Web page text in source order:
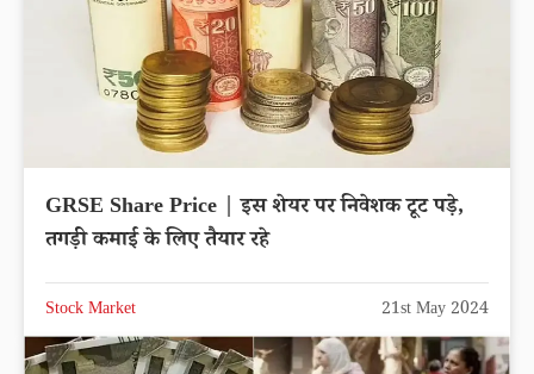
GRSE Share Price | इस शेयर पर निवेशक टूट पड़े,
तगड़ी कमाई के लिए तैयार रहे
Stock Market 21st May 2024